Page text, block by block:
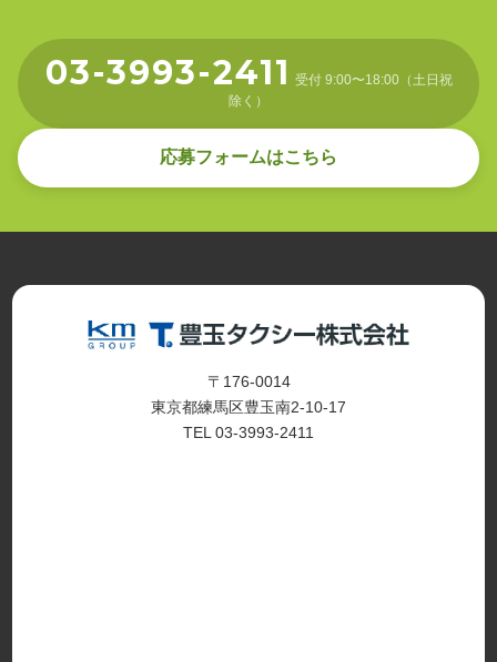
03-3993-2411 受付 9:00〜18:00（土日祝
除く）
応募フォームはこちら
〒176-0014
東京都練馬区豊玉南2-10-17
TEL 03-3993-2411